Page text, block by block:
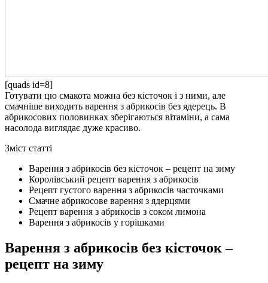
[quads id=8]
Готувати цю смакота можна без кісточок і з ними, але
смачніше виходить варення з абрикосів без ядерець. В
абрикосових половинках зберігаються вітаміни, а сама
насолода виглядає дуже красиво.
Зміст статті
Варення з абрикосів без кісточок – рецепт на зиму
Королівський рецепт варення з абрикосів
Рецепт густого варення з абрикосів часточками
Смачне абрикосове варення з ядерцями
Рецепт варення з абрикосів з соком лимона
Варення з абрикосів у горішками
Варення з абрикосів без кісточок –
рецепт на зиму